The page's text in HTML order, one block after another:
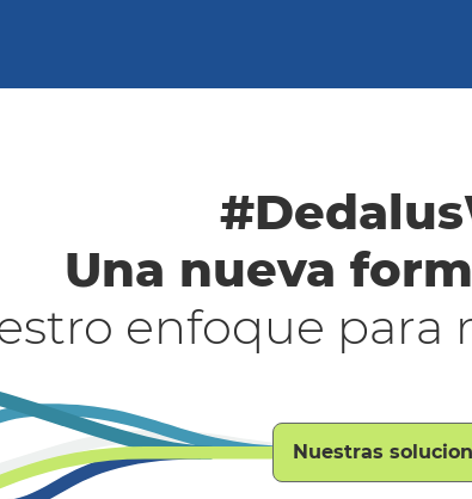
Una nueva
enfoque para
Nuestras